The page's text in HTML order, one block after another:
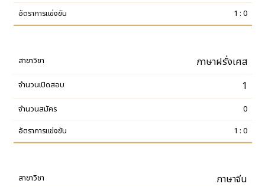
1 : 0
ภาษาฝรั่งเศส
1
0
1 : 0
ภาษาจีน